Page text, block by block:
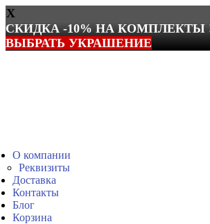
X
СКИДКА -10% НА КОМПЛЕКТЫ
ВЫБРАТЬ УКРАШЕНИЕ
О компании
Реквизиты
Доставка
Контакты
Блог
Корзина